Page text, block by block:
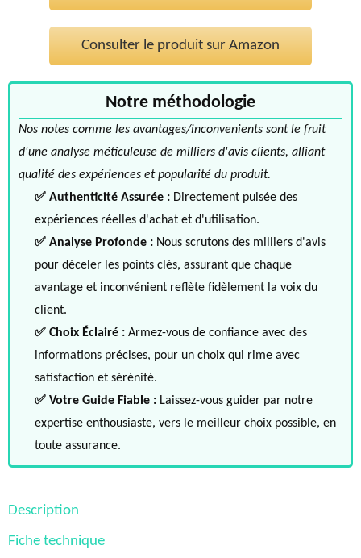
Consulter le produit sur Amazon
Notre méthodologie
Nos notes comme les avantages/inconvenients sont le fruit
d'une analyse méticuleuse de milliers d'avis clients, alliant
qualité des expériences et popularité du produit.
✅ Authenticité Assurée : Directement puisée des
expériences réelles d'achat et d'utilisation.
✅ Analyse Profonde : Nous scrutons des milliers d'avis
pour déceler les points clés, assurant que chaque
avantage et inconvénient reflète fidèlement la voix du
client.
✅ Choix Éclairé : Armez-vous de confiance avec des
informations précises, pour un choix qui rime avec
satisfaction et sérénité.
✅ Votre Guide Fiable : Laissez-vous guider par notre
expertise enthousiaste, vers le meilleur choix possible, en
toute assurance.
Description
Fiche technique